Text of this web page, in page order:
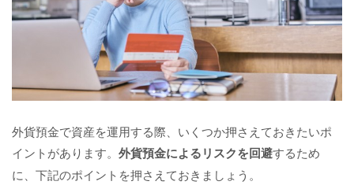
外貨預金で資産を運用する際、いくつか押さえておきたいポ
イントがあります。 外貨預金によるリスクを回避するため
に、下記のポイントを押さえておきましょう。